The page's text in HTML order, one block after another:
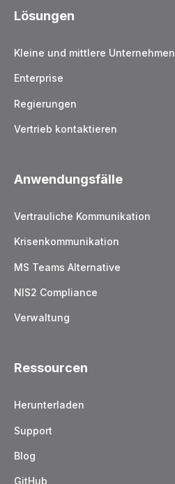
Lösungen
Kleine und mittlere Unternehmen
Enterprise
Regierungen
Vertrieb kontaktieren
Anwendungsfälle
Vertrauliche Kommunikation
Krisenkommunikation
MS Teams Alternative
NIS2 Compliance
Verwaltung
Ressourcen
Herunterladen
Support
Blog
GitHub